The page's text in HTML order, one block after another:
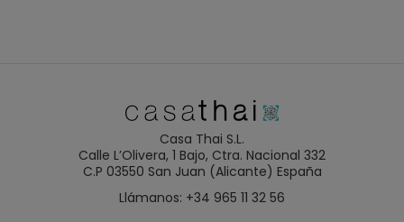
Casa Thai S.L.
Calle L’Olivera, 1 Bajo, Ctra. Nacional 332
C.P 03550 San Juan (Alicante) España
Llámanos: +34 965 11 32 56